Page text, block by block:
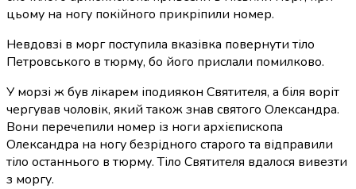
цьому на ногу покійного прикріпили номер.
Невдовзі в морг поступила вказівка повернути тіло
Петровського в тюрму, бо його прислали помилково.
У морзі ж був лікарем іподиякон Святителя, а біля воріт
чергував чоловік, який також знав святого Олександра.
Вони перечепили номер із ноги архієпископа
Олександра на ногу безрідного старого та відправили
тіло останнього в тюрму. Тіло Святителя вдалося вивезти
з моргу.